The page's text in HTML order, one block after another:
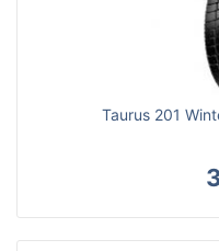
Taurus 201